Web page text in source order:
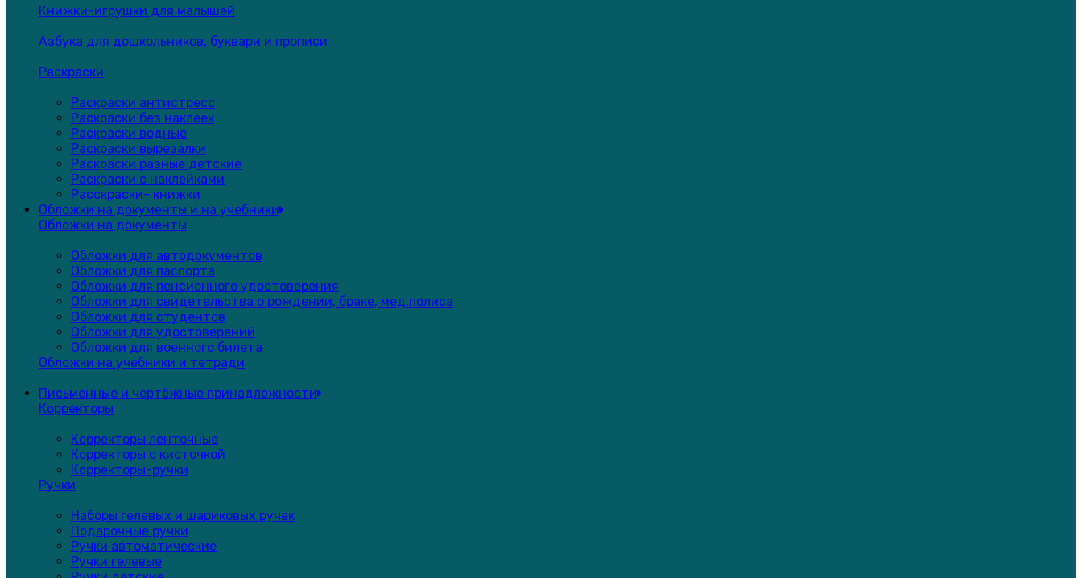
Книжки-игрушки для малышей
Азбука для дошкольников, буквари и прописи
Раскраски
Раскраски антистресс
Раскраски без наклеек
Раскраски водные
Раскраски вырезалки
Раскраски разные детские
Раскраски с наклейками
Расскраски- книжки
Обложки на документы и на учебники
Обложки на документы
Обложки для автодокументов
Обложки для паспорта
Обложки для пенсионного удостоверения
Обложки для свидетельства о рождении, браке, мед.полиса
Обложки для студентов
Обложки для удостоверений
Обложки для военного билета
Обложки на учебники и тетради
Письменные и чертёжные принадлежности
Корректоры
Корректоры ленточные
Корректоры с кисточкой
Корректоры-ручки
Ручки
Наборы гелевых и шариковых ручек
Подарочные ручки
Ручки автоматические
Ручки гелевые